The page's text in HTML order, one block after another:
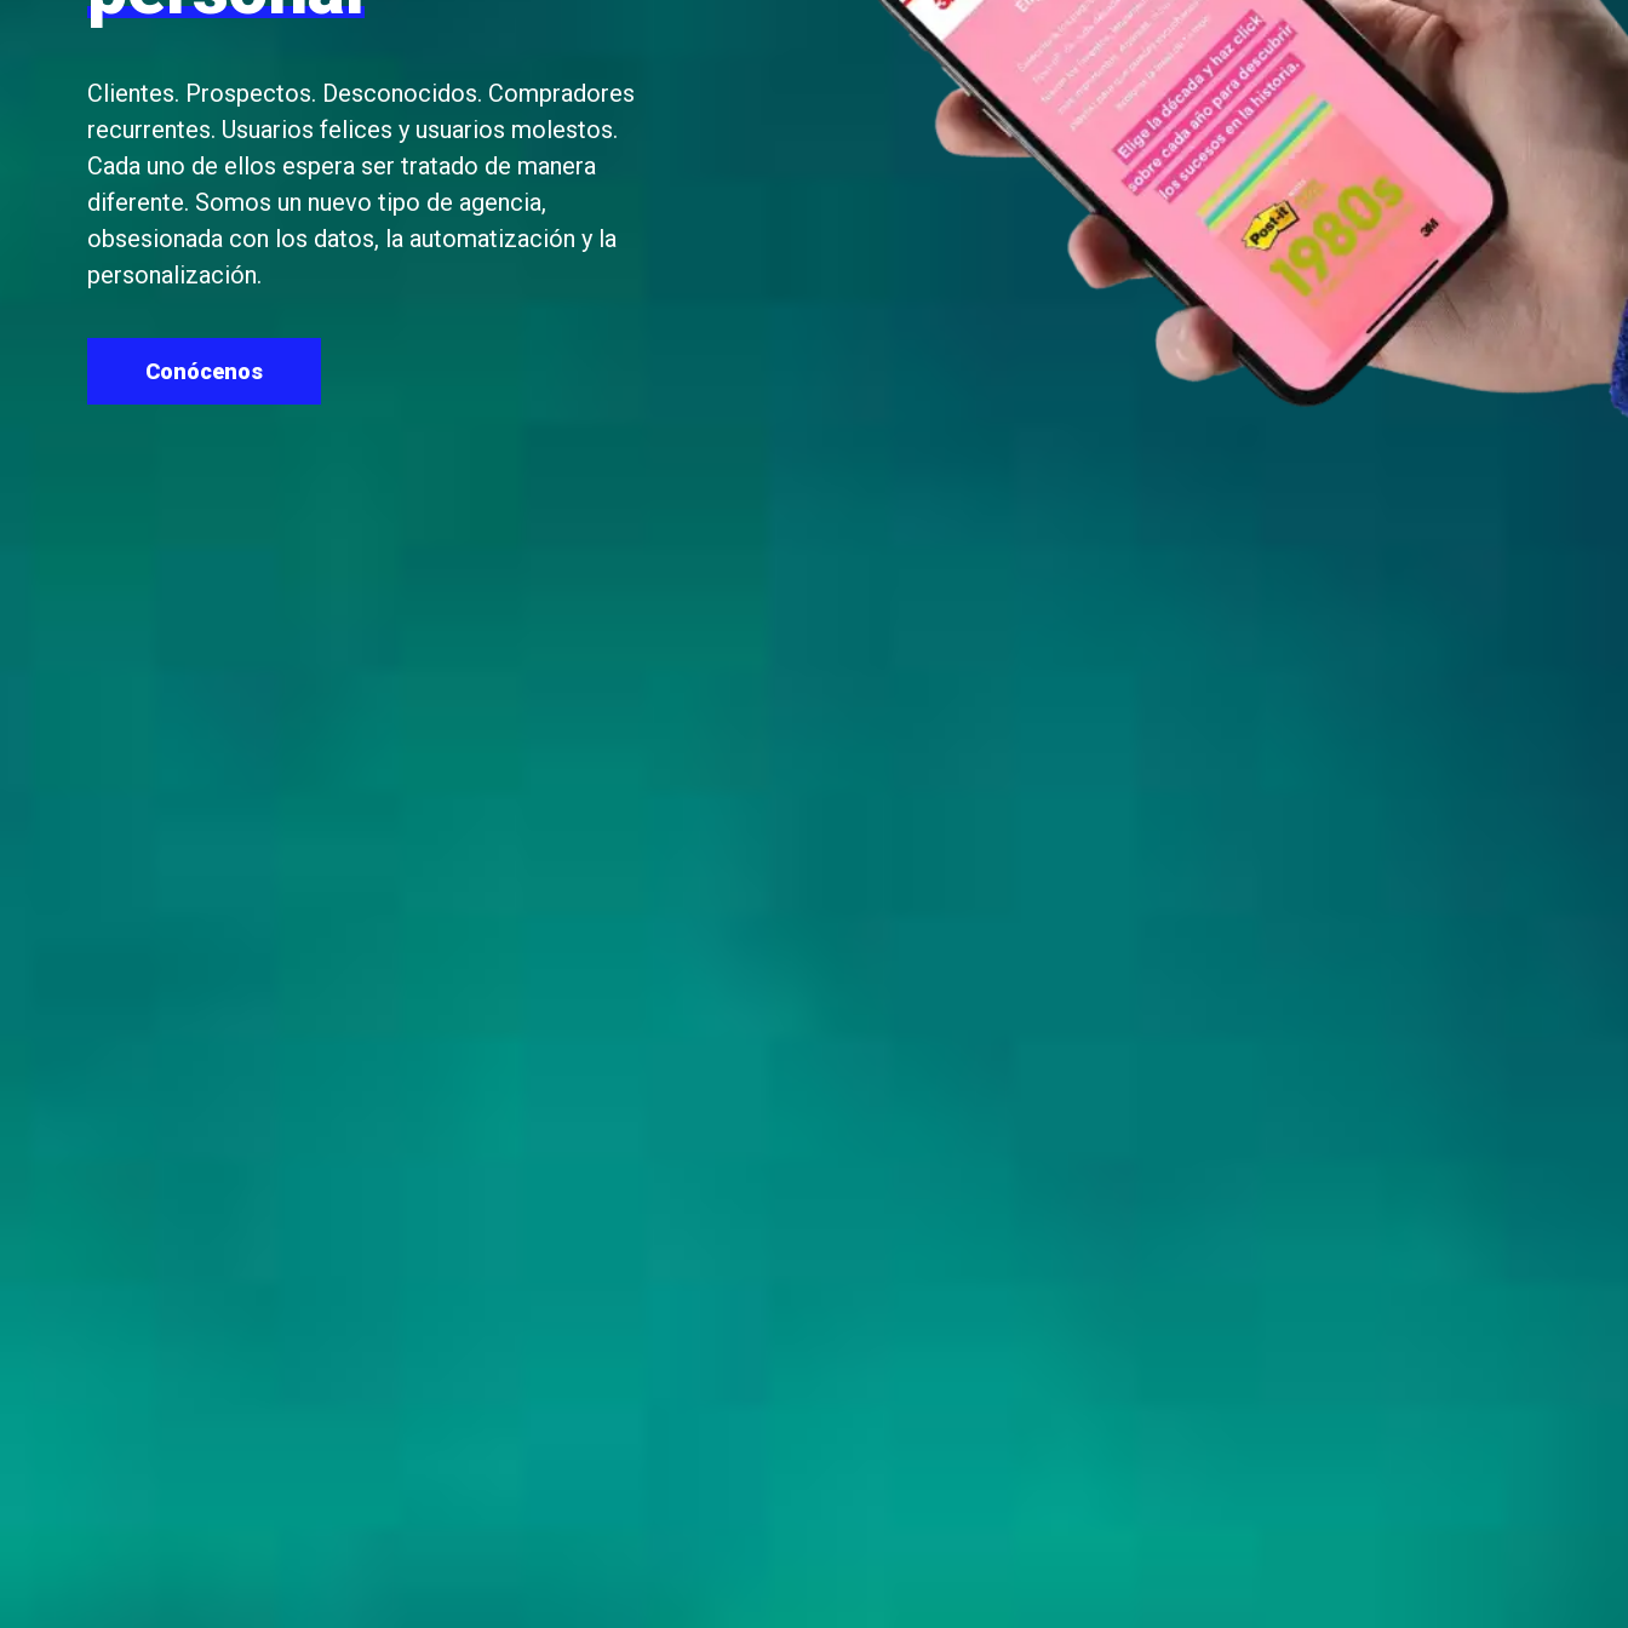
Clientes. Prospectos. Desconocidos. Compradores
recurrentes. Usuarios felices y usuarios molestos.
Cada uno de ellos espera ser tratado de manera
diferente. Somos un nuevo tipo de agencia,
obsesionada con los datos, la automatización y la
personalización.
Conócenos